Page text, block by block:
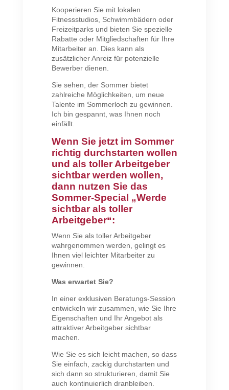
Kooperieren Sie mit lokalen
Fitnessstudios, Schwimmbädern oder
Freizeitparks und bieten Sie spezielle
Rabatte oder Mitgliedschaften für Ihre
Mitarbeiter an. Dies kann als
zusätzlicher Anreiz für potenzielle
Bewerber dienen.
Sie sehen, der Sommer bietet
zahlreiche Möglichkeiten, um neue
Talente im Sommerloch zu gewinnen.
Ich bin gespannt, was Ihnen noch
einfällt.
Wenn Sie jetzt im Sommer
richtig durchstarten wollen
und als toller Arbeitgeber
sichtbar werden wollen,
dann nutzen Sie das
Sommer-Special „Werde
sichtbar als toller
Arbeitgeber“:
Wenn Sie als toller Arbeitgeber
wahrgenommen werden, gelingt es
Ihnen viel leichter Mitarbeiter zu
gewinnen.
Was erwartet Sie?
In einer exklusiven Beratungs-Session
entwickeln wir zusammen, wie Sie Ihre
Eigenschaften und Ihr Angebot als
attraktiver Arbeitgeber sichtbar
machen.
Wie Sie es sich leicht machen, so dass
Sie einfach, zackig durchstarten und
sich dann so strukturieren, damit Sie
auch kontinuierlich dranbleiben.